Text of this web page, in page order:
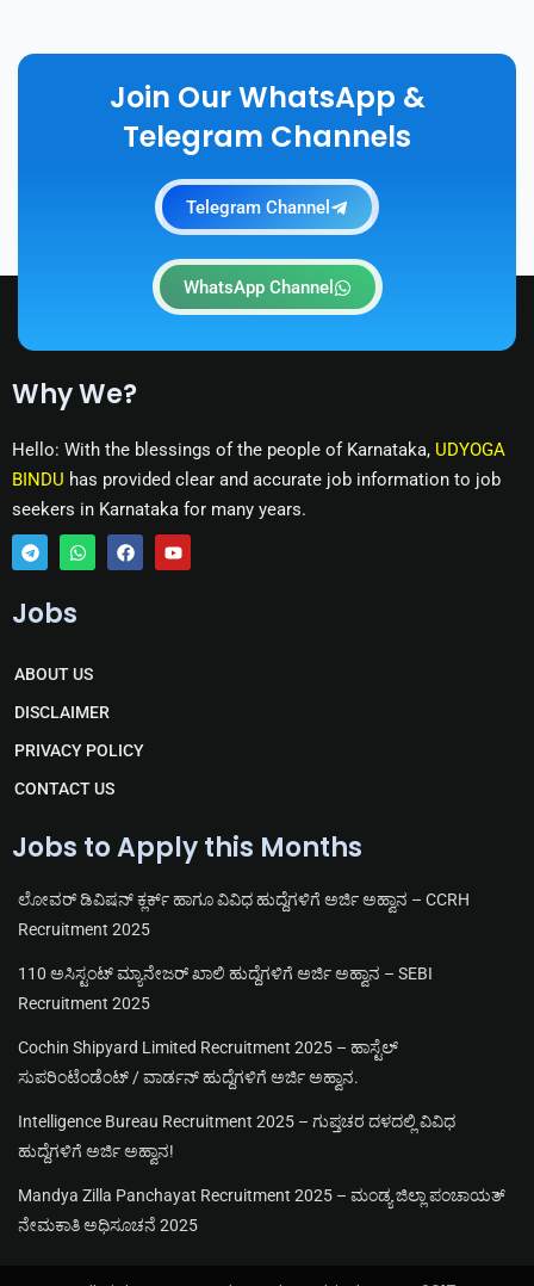
Join Our WhatsApp &
Telegram Channels
Telegram Channel
WhatsApp Channel
Why We?
Hello: With the blessings of the people of Karnataka, UDYOGA
BINDU has provided clear and accurate job information to job
seekers in Karnataka for many years.
T
l
r
a
m
W
a
a
p
p
F Y
Jobs
ABOUT US
DISCLAIMER
PRIVACY POLICY
CONTACT US
Jobs to Apply this Months
ಲೋವರ್ ಡಿವಿಷನ್ ಕ್ಲರ್ಕ್ ಹಾಗೂ ವಿವಿಧ ಹುದ್ದೆಗಳಿಗೆ ಅರ್ಜಿ ಅಹ್ವಾನ – CCRH
Recruitment 2025
110 ಅಸಿಸ್ಟಂಟ್ ಮ್ಯಾನೇಜರ್ ಖಾಲಿ ಹುದ್ದೆಗಳಿಗೆ ಅರ್ಜಿ ಅಹ್ವಾನ – SEBI
Recruitment 2025
Cochin Shipyard Limited Recruitment 2025 – ಹಾಸ್ಟೆಲ್
ಸುಪರಿಂಟೆಂಡೆಂಟ್ / ವಾರ್ಡನ್ ಹುದ್ದೆಗಳಿಗೆ ಅರ್ಜಿ ಅಹ್ವಾನ.
Intelligence Bureau Recruitment 2025 – ಗುಪ್ತಚರ ದಳದಲ್ಲಿ ವಿವಿಧ
ಹುದ್ದೆಗಳಿಗೆ ಅರ್ಜಿ ಅಹ್ವಾನ!
Mandya Zilla Panchayat Recruitment 2025 – ಮಂಡ್ಯ ಜಿಲ್ಲಾ ಪಂಚಾಯತ್
ನೇಮಕಾತಿ ಅಧಿಸೂಚನೆ 2025